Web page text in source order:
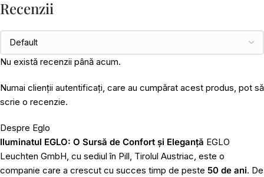
Recenzii
Nu există recenzii până acum.
Numai clienții autentificați, care au cumpărat acest produs, pot să
scrie o recenzie.
Despre Eglo
Iluminatul EGLO: O Sursă de Confort și Eleganță EGLO
Leuchten GmbH, cu sediul în Pill, Tirolul Austriac, este o
companie care a crescut cu succes timp de peste 50 de ani. De